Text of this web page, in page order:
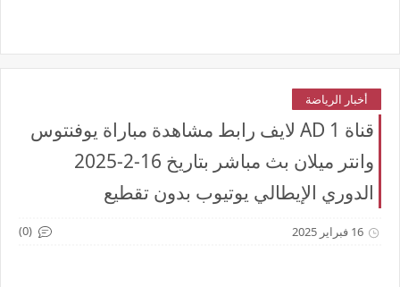
أخبار الرياضة
قناة AD 1 لايف رابط مشاهدة مباراة يوفنتوس
وانتر ميلان بث مباشر بتاريخ 16-2-2025
الدوري الإيطالي يوتيوب بدون تقطيع
16 فبراير 2025 (0)